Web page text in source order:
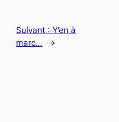
Suivant :Y’en à
marc…
→